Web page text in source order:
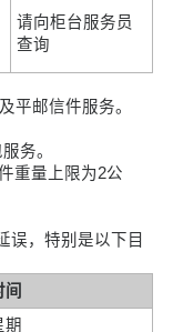
请向柜台服务员
查询
平邮信件服务。
务。
量上限为2公
误，特别是以下目
期